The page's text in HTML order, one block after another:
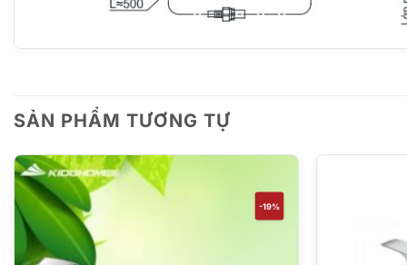
SẢN PHẨM TƯƠNG TỰ
-19%